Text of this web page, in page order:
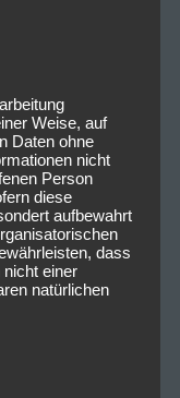
Weise, auf
Daten ohne
nicht
Person
diese
aufbewahrt
dass
einer
natürlichen